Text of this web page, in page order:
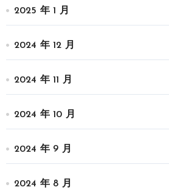
2025 年 1 月
2024 年 12 月
2024 年 11 月
2024 年 10 月
2024 年 9 月
2024 年 8 月